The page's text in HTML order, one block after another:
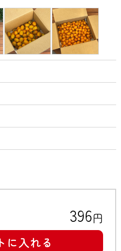
396円
に入れる